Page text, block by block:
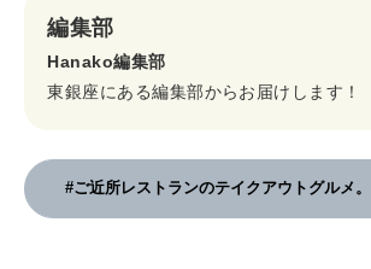
編集部
Hanako編集部
東銀座にある編集部からお届けします！
#ご近所レストランのテイクアウトグルメ。